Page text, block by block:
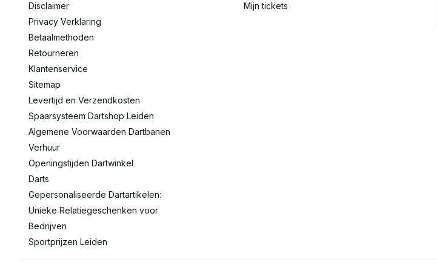
Disclaimer
Privacy Verklaring
Betaalmethoden
Retourneren
Klantenservice
Sitemap
Levertijd en Verzendkosten
Spaarsysteem Dartshop Leiden
Algemene Voorwaarden Dartbanen
Verhuur
Openingstijden Dartwinkel
Darts
Gepersonaliseerde Dartartikelen:
Unieke Relatiegeschenken voor
Bedrijven
Sportprijzen Leiden
Mijn tickets